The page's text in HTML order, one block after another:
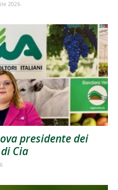
2026
presidente dei
Cia